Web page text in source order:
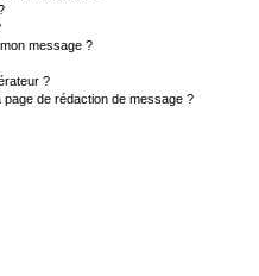
message ?
?
de rédaction de message ?